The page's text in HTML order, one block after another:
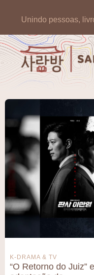
Unindo pessoas,
K-DRAMA & TV
“O Retorno do Juiz”